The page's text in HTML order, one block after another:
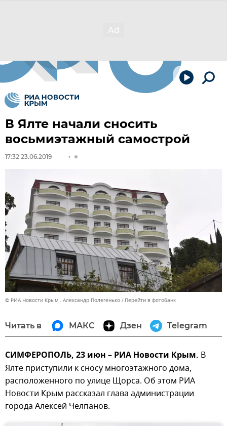
В Ялте начали сносить
восьмиэтажный самострой
17:32 23.06.2019
© РИА Новости Крым . Александр Полегенько Перейти в фотобанк
Читать в МАКС Дзен Telegram
СИМФЕРОПОЛЬ, 23 июн – РИА Новости Крым. В
Ялте приступили к сносу многоэтажного дома,
расположенного по улице Щорса. Об этом РИА
Новости Крым рассказал глава администрации
города Алексей Челпанов.